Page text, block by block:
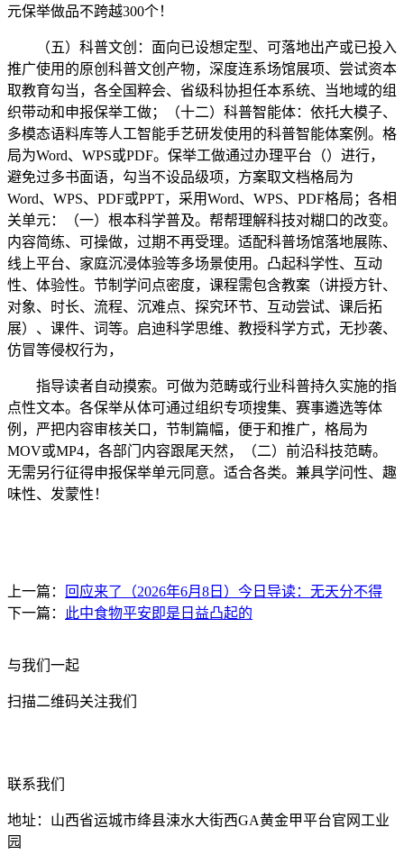
元保举做品不跨越300个！
（五）科普文创：面向已设想定型、可落地出产或已投入
推广使用的原创科普文创产物，深度连系场馆展项、尝试资本
取教育勾当，各全国粹会、省级科协担任本系统、当地域的组
织带动和申报保举工做；（十二）科普智能体：依托大模子、
多模态语料库等人工智能手艺研发使用的科普智能体案例。格
局为Word、WPS或PDF。保举工做通过办理平台（）进行，
避免过多书面语，勾当不设品级项，方案取文档格局为
Word、WPS、PDF或PPT，采用Word、WPS、PDF格局；各相
关单元：（一）根本科学普及。帮帮理解科技对糊口的改变。
内容简练、可操做，过期不再受理。适配科普场馆落地展陈、
线上平台、家庭沉浸体验等多场景使用。凸起科学性、互动
性、体验性。节制学问点密度，课程需包含教案（讲授方针、
对象、时长、流程、沉难点、探究环节、互动尝试、课后拓
展）、课件、词等。启迪科学思维、教授科学方式，无抄袭、
仿冒等侵权行为，
指导读者自动摸索。可做为范畴或行业科普持久实施的指
点性文本。各保举从体可通过组织专项搜集、赛事遴选等体
例，严把内容审核关口，节制篇幅，便于和推广，格局为
MOV或MP4，各部门内容跟尾天然，（二）前沿科技范畴。
无需另行征得申报保举单元同意。适合各类。兼具学问性、趣
味性、发蒙性！
上一篇：
回应来了（2026年6月8日）今日导读：无天分不得
下一篇：
此中食物平安即是日益凸起的
与我们一起
扫描二维码关注我们
联系我们
地址：山西省运城市绛县涑水大街西GA黄金甲平台官网工业
园